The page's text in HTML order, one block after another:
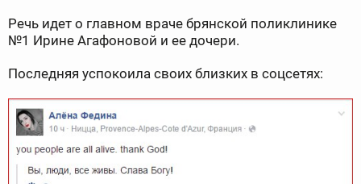
Речь идет о главном враче брянской поликлинике
№1 Ирине Агафоновой и ее дочери.
Последняя успокоила своих близких в соцсетях: